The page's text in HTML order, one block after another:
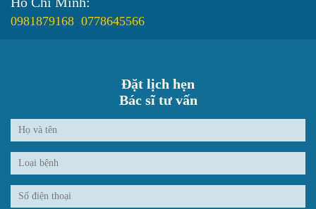
0981879168 0778645566
Đặt lịch hẹn
Bác sĩ tư vấn